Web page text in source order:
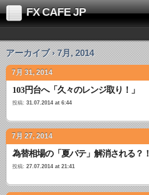
FX CAFE JP
アーカイブ › 7月, 2014
7月 31, 2014
103円台へ「久々のレンジ取り！」
投稿: 31.07.2014 at 6:44
7月 27, 2014
為替相場の「夏バテ」解消される？！
投稿: 27.07.2014 at 21:41